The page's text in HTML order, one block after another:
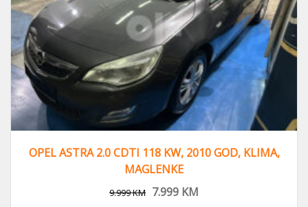
OPEL ASTRA 2.0 CDTI 118 KW, 2010 GOD, KLIMA,
MAGLENKE
9.999KM 7.999 KM